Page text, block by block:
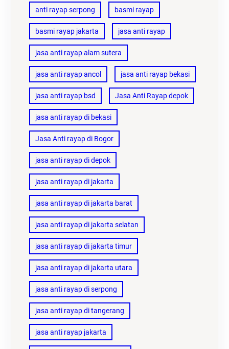
anti rayap serpong basmi rayap
basmi rayap jakarta jasa anti rayap
jasa anti rayap alam sutera
jasa anti rayap ancol jasa anti rayap bekasi
jasa anti rayap bsd Jasa Anti Rayap depok
jasa anti rayap di bekasi
Jasa Anti rayap di Bogor
jasa anti rayap di depok
jasa anti rayap di jakarta
jasa anti rayap di jakarta barat
jasa anti rayap di jakarta selatan
jasa anti rayap di jakarta timur
jasa anti rayap di jakarta utara
jasa anti rayap di serpong
jasa anti rayap di tangerang
jasa anti rayap jakarta